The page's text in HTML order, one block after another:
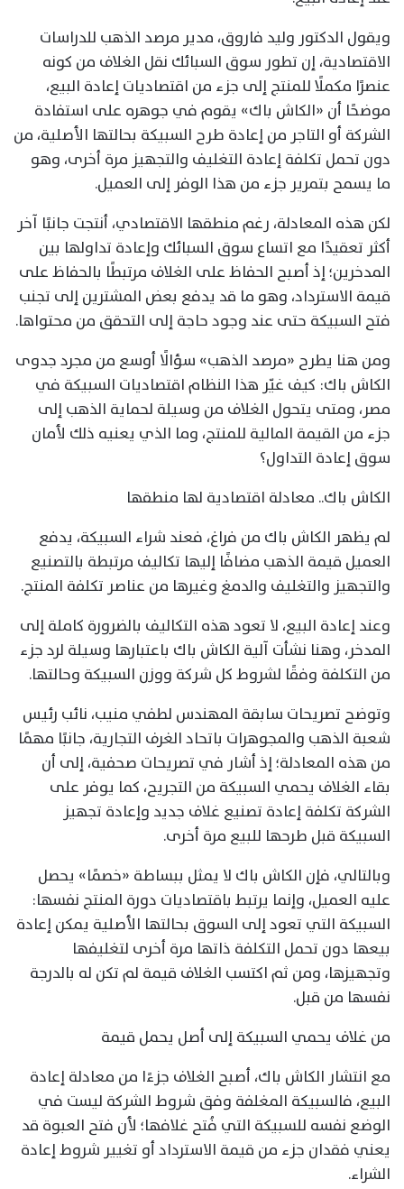
ويقول الدكتور وليد فاروق، مدير مرصد الذهب للدراسات
الاقتصادية، إن تطور سوق السبائك نقل الغلاف من كونه
عنصرًا مكملًا للمنتج إلى جزء من اقتصاديات إعادة البيع،
موضحًا أن «الكاش باك» يقوم في جوهره على استفادة
الشركة أو التاجر من إعادة طرح السبيكة بحالتها الأصلية، من
دون تحمل تكلفة إعادة التغليف والتجهيز مرة أخرى، وهو
ما يسمح بتمرير جزء من هذا الوفر إلى العميل.
لكن هذه المعادلة، رغم منطقها الاقتصادي، أنتجت جانبًا آخر
أكثر تعقيدًا مع اتساع سوق السبائك وإعادة تداولها بين
المدخرين؛ إذ أصبح الحفاظ على الغلاف مرتبطًا بالحفاظ على
قيمة الاسترداد، وهو ما قد يدفع بعض المشترين إلى تجنب
فتح السبيكة حتى عند وجود حاجة إلى التحقق من محتواها.
ومن هنا يطرح «مرصد الذهب» سؤالًا أوسع من مجرد جدوى
الكاش باك: كيف غيّر هذا النظام اقتصاديات السبيكة في
مصر، ومتى يتحول الغلاف من وسيلة لحماية الذهب إلى
جزء من القيمة المالية للمنتج، وما الذي يعنيه ذلك لأمان
سوق إعادة التداول؟
الكاش باك.. معادلة اقتصادية لها منطقها
لم يظهر الكاش باك من فراغ، فعند شراء السبيكة، يدفع
العميل قيمة الذهب مضافًا إليها تكاليف مرتبطة بالتصنيع
والتجهيز والتغليف والدمغ وغيرها من عناصر تكلفة المنتج.
وعند إعادة البيع، لا تعود هذه التكاليف بالضرورة كاملة إلى
المدخر، وهنا نشأت آلية الكاش باك باعتبارها وسيلة لرد جزء
من التكلفة وفقًا لشروط كل شركة ووزن السبيكة وحالتها.
وتوضح تصريحات سابقة المهندس لطفي منيب، نائب رئيس
شعبة الذهب والمجوهرات باتحاد الغرف التجارية، جانبًا مهمًا
من هذه المعادلة؛ إذ أشار في تصريحات صحفية، إلى أن
بقاء الغلاف يحمي السبيكة من التجريح، كما يوفر على
الشركة تكلفة إعادة تصنيع غلاف جديد وإعادة تجهيز
السبيكة قبل طرحها للبيع مرة أخرى.
وبالتالي، فإن الكاش باك لا يمثل ببساطة «خصمًا» يحصل
عليه العميل، وإنما يرتبط باقتصاديات دورة المنتج نفسها:
السبيكة التي تعود إلى السوق بحالتها الأصلية يمكن إعادة
بيعها دون تحمل التكلفة ذاتها مرة أخرى لتغليفها
وتجهيزها، ومن ثم اكتسب الغلاف قيمة لم تكن له بالدرجة
نفسها من قبل.
من غلاف يحمي السبيكة إلى أصل يحمل قيمة
مع انتشار الكاش باك، أصبح الغلاف جزءًا من معادلة إعادة
البيع، فالسبيكة المغلفة وفق شروط الشركة ليست في
الوضع نفسه للسبيكة التي فُتح غلافها؛ لأن فتح العبوة قد
يعني فقدان جزء من قيمة الاسترداد أو تغيير شروط إعادة
الشراء.